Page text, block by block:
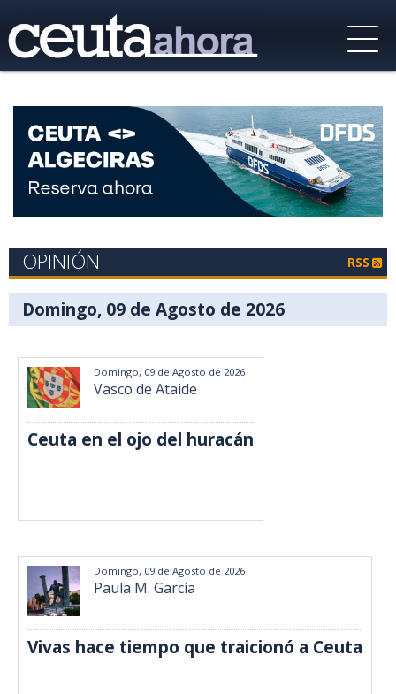
OPINIÓN RSS
Domingo, 09 de Agosto de 2026
Domingo, 09 de Agosto de 2026
Vasco de Ataide
Ceuta en el ojo del huracán
Domingo, 09 de Agosto de 2026
Paula M. García
Vivas hace tiempo que traicionó a Ceuta